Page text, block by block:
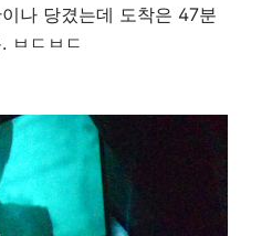
나 당겼는데 도착은 47분
ㅂㄷㅂㄷ